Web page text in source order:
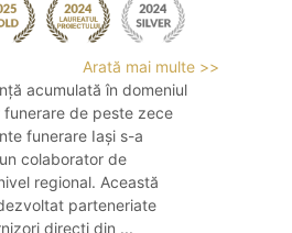
Arată mai multe >>
acumulată în domeniul
de peste zece
funerare Iași s-a
colaborator de
regional. Această
parteneriate
direcți din ...